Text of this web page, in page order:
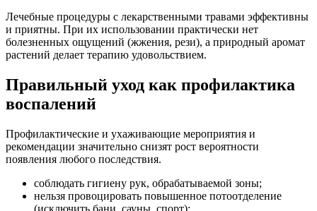
Лечебные процедуры с лекарственными травами эффективны
и приятны. При их использовании практически нет
болезненных ощущений (жжения, рези), а природный аромат
растений делает терапию удовольствием.
Правильный уход как профилактика
воспалений
Профилактические и ухаживающие мероприятия и
рекомендации значительно снизят рост вероятности
появления любого последствия.
соблюдать гигиену рук, обрабатываемой зоны;
нельзя провоцировать повышенное потоотделение